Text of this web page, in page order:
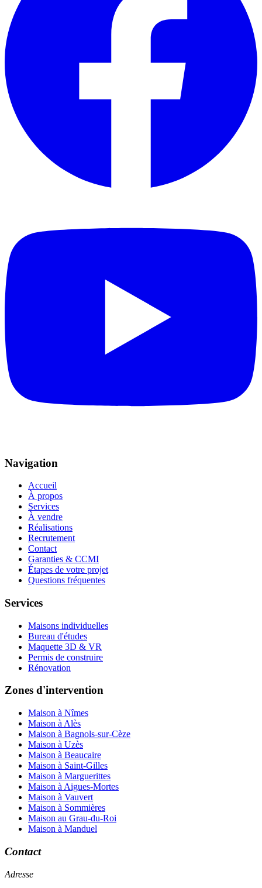
Navigation
Accueil
À propos
Services
À vendre
Réalisations
Recrutement
Contact
Garanties & CCMI
Étapes de votre projet
Questions fréquentes
Services
Maisons individuelles
Bureau d'études
Maquette 3D & VR
Permis de construire
Rénovation
Zones d'intervention
Maison à Nîmes
Maison à Alès
Maison à Bagnols-sur-Cèze
Maison à Uzès
Maison à Beaucaire
Maison à Saint-Gilles
Maison à Marguerittes
Maison à Aigues-Mortes
Maison à Vauvert
Maison à Sommières
Maison au Grau-du-Roi
Maison à Manduel
Contact
Adresse